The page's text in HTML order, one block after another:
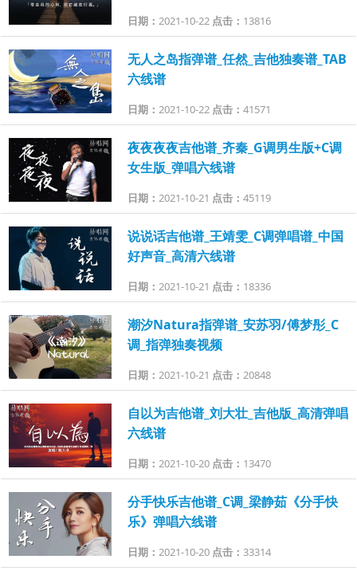
日期： 2021-10-22 点击： 13816
无人之岛指弹谱_任然_吉他独奏谱_TAB
六线谱
日期： 2021-10-22 点击： 41571
夜夜夜夜吉他谱_齐秦_G调男生版+C调
女生版_弹唱六线谱
日期： 2021-10-21 点击： 45119
说说话吉他谱_王靖雯_C调弹唱谱_中国
好声音_高清六线谱
日期： 2021-10-21 点击： 18336
潮汐Natura指弹谱_安苏羽/傅梦彤_C
调_指弹独奏视频
日期： 2021-10-21 点击： 20848
自以为吉他谱_刘大壮_吉他版_高清弹唱
六线谱
日期： 2021-10-20 点击： 13470
分手快乐吉他谱_C调_梁静茹《分手快
乐》弹唱六线谱
日期： 2021-10-20 点击： 33314